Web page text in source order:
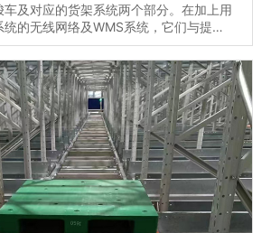
车及对应的货架系统两个部分。在加上用
的无线网络及WMS系统，它们与提升
升移载机等配合，将货物可以实现前
动的运送,可到达任意的选定货架位置
的存储及取货分拣工作，相对传统的立体
空间更大、其自动化的程度更高。